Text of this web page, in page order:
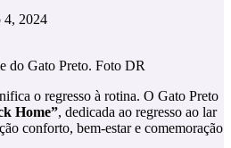
4, 2024
do Gato Preto. Foto DR
o regresso à rotina. O Gato Preto
Home”, dedicada ao regresso ao lar
conforto, bem-estar e comemoração